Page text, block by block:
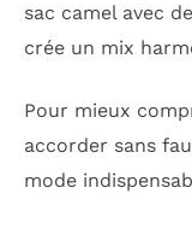
sac camel avec
crée un mix
Pour mieux
accorder sans
mode